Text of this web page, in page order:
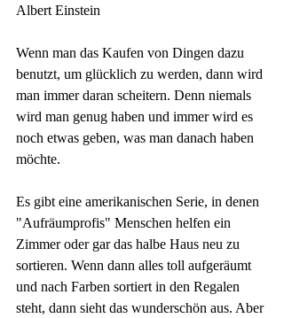
Albert Einstein
Wenn man das Kaufen von Dingen dazu
benutzt, um glücklich zu werden, dann wird
man immer daran scheitern. Denn niemals
wird man genug haben und immer wird es
noch etwas geben, was man danach haben
möchte.
Es gibt eine amerikanischen Serie, in denen
"Aufräumprofis" Menschen helfen ein
Zimmer oder gar das halbe Haus neu zu
sortieren. Wenn dann alles toll aufgeräumt
und nach Farben sortiert in den Regalen
steht, dann sieht das wunderschön aus. Aber